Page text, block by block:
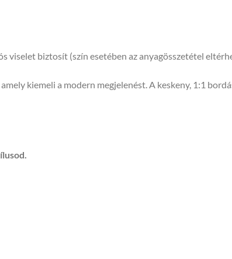
viselet biztosít (szín esetében az anyagösszetétel
kiemeli a modern megjelenést. A keskeny, 1:1